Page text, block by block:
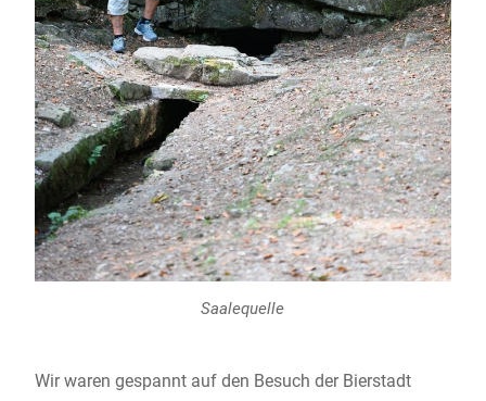
Saalequelle
Wir waren gespannt auf den Besuch der Bierstadt